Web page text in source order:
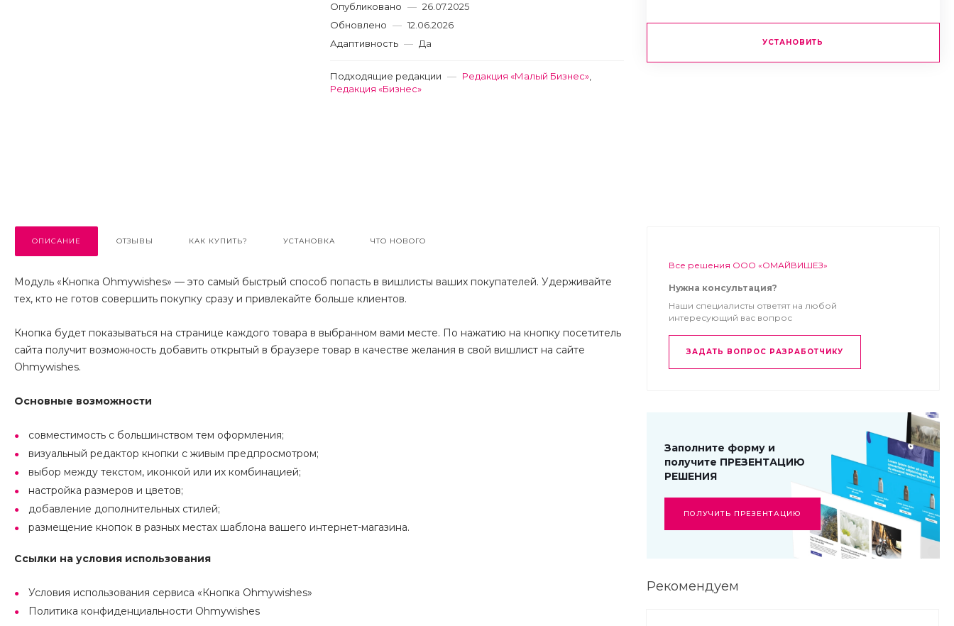
Опубликовано — 26.07.2025
Обновлено — 12.06.2026
Адаптивность — Да
Подходящие редакции — Редакция «Малый Бизнес»
Редакция «Бизнес»
УСТАНОВИТЬ
ОПИСАНИЕ ОТЗЫВЫ КАК КУПИТЬ? УСТАНОВКА ЧТО НОВОГО
Модуль «Кнопка Ohmywishes» — это самый быстрый способ попасть в вишлисты ваших покупателей. Удерживайте
тех, кто не готов совершить покупку сразу и привлекайте больше клиентов.
Кнопка будет показываться на странице каждого товара в выбранном вами месте. По нажатию на кнопку посетитель
сайта получит возможность добавить открытый в браузере товар в качестве желания в свой вишлист на сайте
Ohmywishes.
Основные возможности
совместимость с большинством тем оформления;
визуальный редактор кнопки с живым предпросмотром;
выбор между текстом, иконкой или их комбинацией;
настройка размеров и цветов;
добавление дополнительных стилей;
размещение кнопок в разных местах шаблона вашего интернет-магазина.
Ссылки на условия использования
Условия использования сервиса «Кнопка Ohmywishes»
Политика конфиденциальности Ohmywishes
Все решения ООО «ОМАЙВИШЕЗ»
Нужна консультация?
Наши специалисты ответят на любой
интересующий вас вопрос
ЗАДАТЬ ВОПРОС РАЗРАБОТЧИКУ
Заполните форму и
получите ПРЕЗЕНТАЦИЮ
РЕШЕНИЯ
ПОЛУЧИТЬ ПРЕЗЕНТАЦИЮ
Рекомендуем